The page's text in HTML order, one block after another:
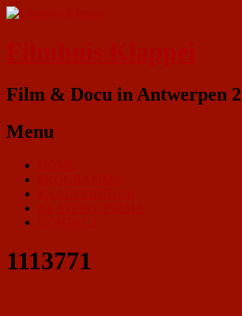
Film & Docu in Antwerpen
Menu
1113771